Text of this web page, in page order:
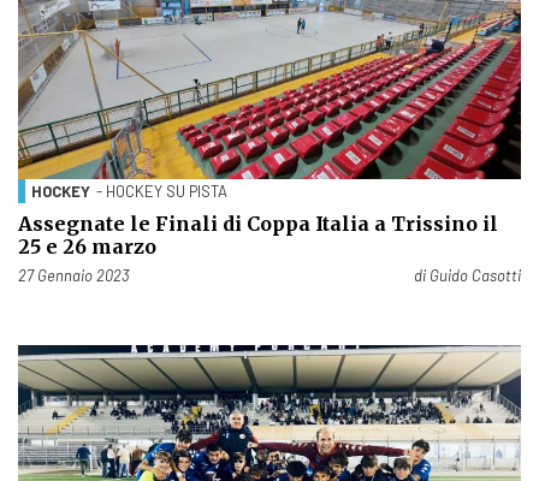
HOCKEY - HOCKEY SU PISTA
Assegnate le Finali di Coppa Italia a Trissino il
25 e 26 marzo
Pubblicato il
27 Gennaio 2023 di Guido Casotti